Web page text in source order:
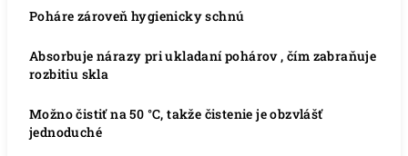
Poháre zároveň hygienicky schnú
Absorbuje nárazy pri ukladaní pohárov , čím zabraňuje
rozbitiu skla
Možno čistiť na 50 °C, takže čistenie je obzvlášť
jednoduché